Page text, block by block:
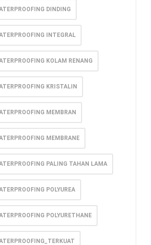
DINDING
INTEGRAL
KOLAM RENANG
KRISTALIN
MEMBRAN
MEMBRANE
PALING TAHAN LAMA
POLYUREA
POLYURETHANE